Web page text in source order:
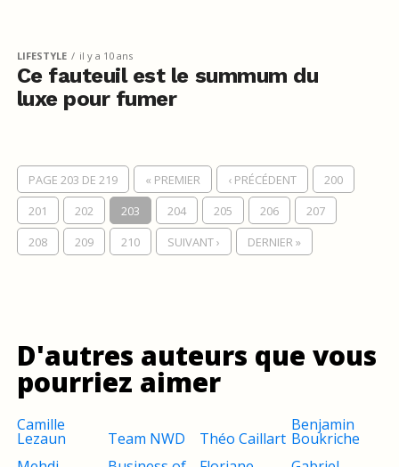
LIFESTYLE il y a 10 ans
Ce fauteuil est le summum du
luxe pour fumer
PAGE 203 DE 219 « PREMIER ‹ PRÉCÉDENT
200
201
202 203 204 205 206
207
208
209 210 SUIVANT › DERNIER »
D'autres auteurs que vous
pourriez aimer
Camille
Lezaun Team NWD Théo Caillart
Benjamin
Boukriche